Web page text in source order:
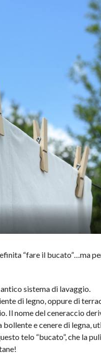
“fare il bucato”…ma
sistema di lavaggio.
di legno, oppure di
Il nome del ceneraccio
e cenere di legna,
telo “bucato”, che la